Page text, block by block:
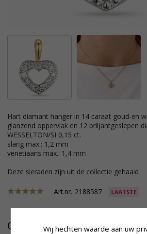
hart diamant hanger in 14 caraat goud-en witgoud met
glanzend oppervlak en 12 briljantgeslepen
WESSELTON/SI 0,15 ct.
slang max.: 1,2 mm
venetiaans max.: 1,4 mm
Deze sieraden zijn uit de collectie gehaald
Art.nr. 2188587 LAATSTE
CHANTI prijsWij hechten waarde aan uw